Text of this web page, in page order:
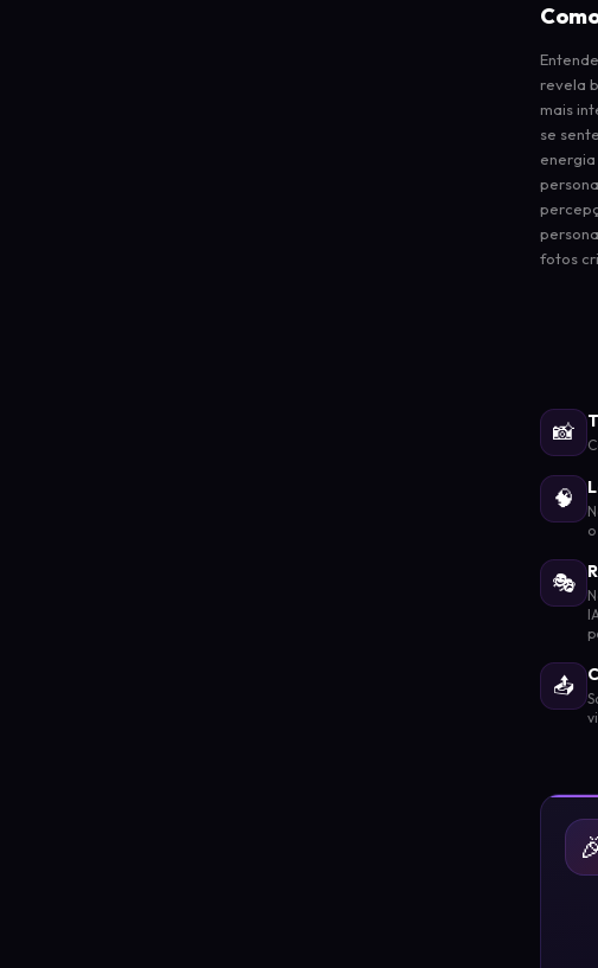
revela
mais
se
energia
fotos
📸
🧠
🎭
📤